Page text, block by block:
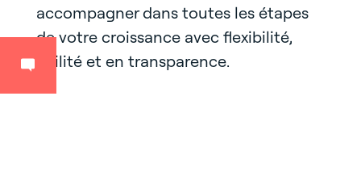
accompagner dans toutes les étapes
de votre croissance avec flexibilité,
agilité et en transparence.